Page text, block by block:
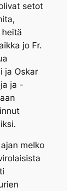
setot
,
jo Fr.
ja Oskar
ja -
melko